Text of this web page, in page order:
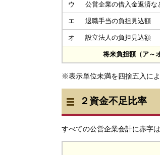
ウ 公営企業の借入金返済な
エ 退職手当の負担見込額
オ 設立法人の負担見込額
将来負担額（ア～
※表示単位未満を四捨五入に
２資金不足比率
すべての公営企業会計に赤字